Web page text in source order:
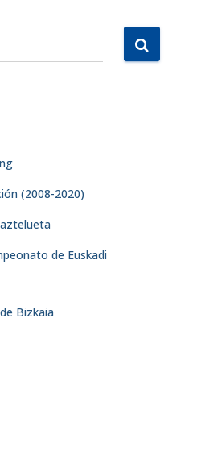
(2008-2020)
de Euskadi
Bizkaia